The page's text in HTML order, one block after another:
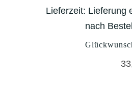
Lieferzeit: Lieferung
nach